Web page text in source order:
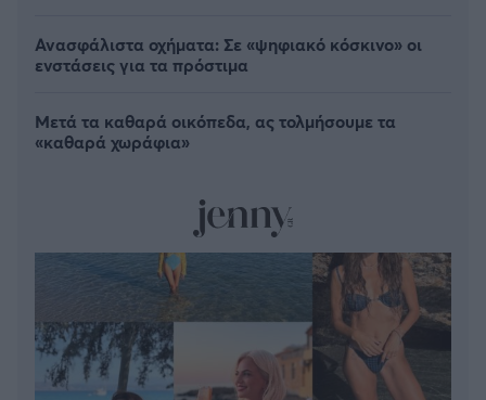
Ανασφάλιστα οχήματα: Σε «ψηφιακό κόσκινο» οι
ενστάσεις για τα πρόστιμα
Μετά τα καθαρά οικόπεδα, ας τολμήσουμε τα
«καθαρά χωράφια»